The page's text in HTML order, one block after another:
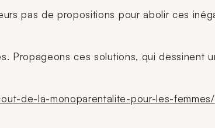
pas de propositions pour abolir ces
Propageons ces solutions, qui dessinent
de-la-monoparentalite-pour-les-femmes/